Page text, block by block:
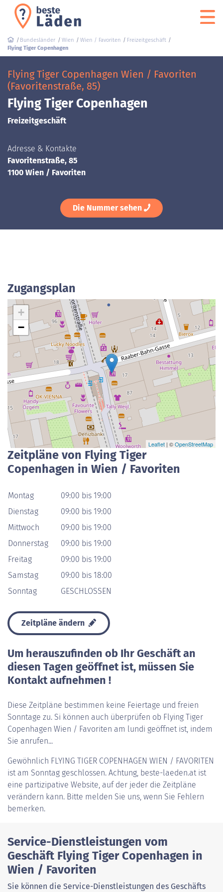
Bundesländer Wien Wien / Favoriten
Freizeitgeschäft
Flying Tiger Copenhagen
Flying Tiger Copenhagen Wien / Favoriten
(Favoritenstraße, 85)
Flying Tiger Copenhagen
Freizeitgeschäft
Adresse & Kontakte
Favoritenstraße, 85
1100 Wien / Favoriten
Die Nummer sehen
Zugangsplan
+
−
Leaflet | ©OpenStreetMap
Zeitpläne von Flying Tiger
Copenhagen in Wien / Favoriten
Montag
09:00 bis 19:00
Dienstag
09:00 bis 19:00
Mittwoch
09:00 bis 19:00
Donnerstag
09:00 bis 19:00
Freitag
09:00 bis 19:00
Samstag
09:00 bis 18:00
Sonntag
GESCHLOSSEN
Zeitpläne ändern
Um herauszufinden ob Ihr Geschäft an
diesen Tagen geöffnet ist, müssen Sie
Kontakt aufnehmen !
Diese Zeitpläne bestimmen keine Feiertage und freien
Sonntage zu. Si können auch überprüfen ob Flying Tiger
Copenhagen Wien / Favoriten am lundi geöffnet ist, indem
Sie anrufen...
Gewöhnlich FLYING TIGER COPENHAGEN WIEN / FAVORITEN
ist am Sonntag geschlossen. Achtung, beste-laeden.at ist
eine partizipative Website, auf der jeder die Zeitpläne
verändern kann. Bitte melden Sie uns, wenn Sie Fehlern
bemerken.
Service-Dienstleistungen vom
Geschäft Flying Tiger Copenhagen in
Wien / Favoriten
Sie können die Service-Dienstleistungen des Geschäfts